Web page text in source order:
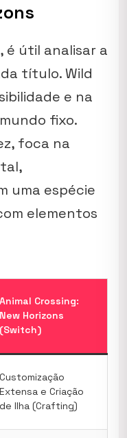
é útil analisar a
título.Wild
e na
fixo.
foca na
uma espécie
elementos
Animal Crossing:
New Horizons
(Switch)
Customização
Extensa e Criação
de Ilha (Crafting)